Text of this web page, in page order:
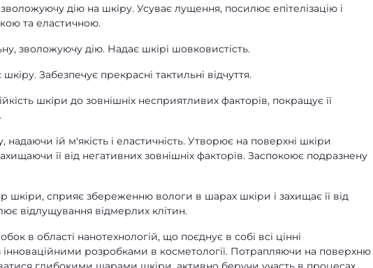
дію на шкіру. Усуває лущення, посилює епітелізацію і
та еластичною.
зволожуючу дію. Надає шкірі шовковистість.
Забезпечує прекрасні тактильні відчуття.
шкіри до зовнішніх несприятливих факторів, покращує її
надаючи їй м'якість і еластичність. Утворює на поверхні шкіри
її від негативних зовнішніх факторів. Заспокоює подразнену
шкіри, сприяє збереженню вологи в шарах шкіри і захищає її від
відлущування відмерлих клітин.
в області нанотехнологій, що поєднує в собі всі цінні
інноваційними розробками в косметології. Потрапляючи на поверхню